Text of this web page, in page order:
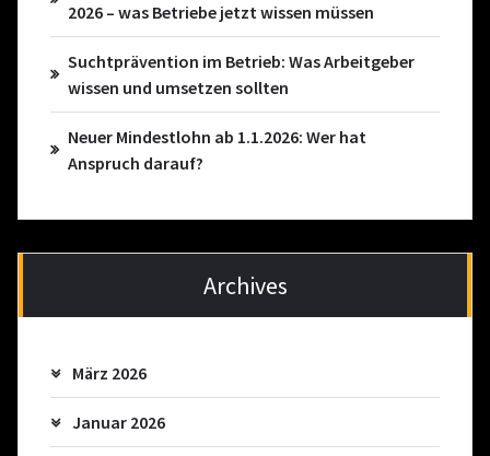
2026 – was Betriebe jetzt wissen müssen
Suchtprävention im Betrieb: Was Arbeitgeber
wissen und umsetzen sollten
Neuer Mindestlohn ab 1.1.2026: Wer hat
Anspruch darauf?
Archives
März 2026
Januar 2026